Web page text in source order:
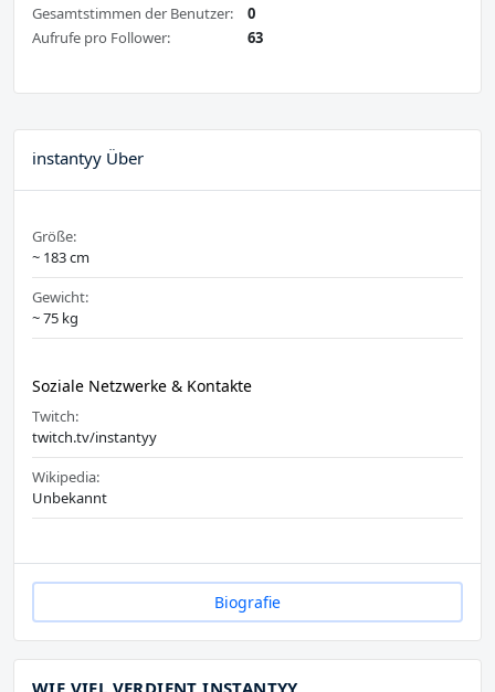
Gesamtstimmen der Benutzer:
0
Aufrufe pro Follower:
63
instantyy Über
Größe:
~ 183 cm
Gewicht:
~ 75 kg
Soziale Netzwerke & Kontakte
Twitch:
twitch.tv/instantyy
Wikipedia:
Unbekannt
Biografie
WIE VIEL VERDIENT INSTANTYY